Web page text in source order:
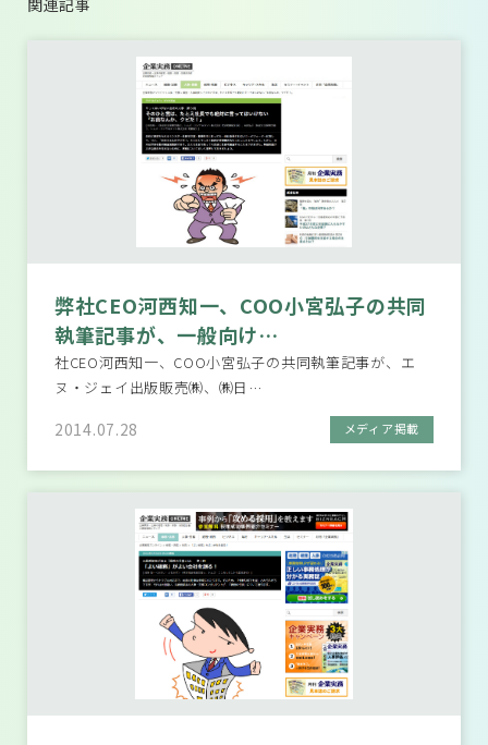
関連記事
弊社CEO河西知一、COO小宮弘子の共同
執筆記事が、一般向け…
社CEO河西知一、COO小宮弘子の共同執筆記事が、エ
ヌ・ジェイ出版販売㈱、㈱日…
2014.07.28 メディア掲載